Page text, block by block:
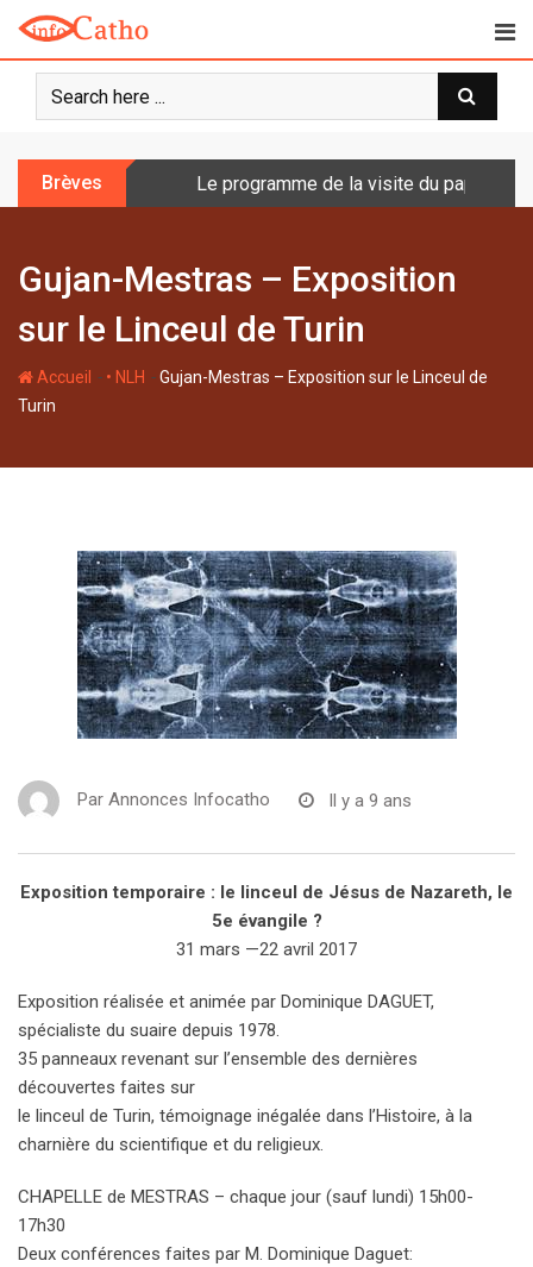
o
Brèves Le programme de la visite du pape en
Gujan-Mestras – Exposition
sur le Linceul de Turin
Accueil - • NLH -Gujan-Mestras – Exposition sur le Linceul de
Turin
Par Annonces Infocatho Il y a 9 ans
Exposition temporaire : le linceul de Jésus de Nazareth, le
5e évangile ?
31 mars —22 avril 2017
Exposition réalisée et animée par Dominique DAGUET,
spécialiste du suaire depuis 1978.
35 panneaux revenant sur l’ensemble des dernières
découvertes faites sur
le linceul de Turin, témoignage inégalée dans l’Histoire, à la
charnière du scientifique et du religieux.
CHAPELLE de MESTRAS – chaque jour (sauf lundi) 15h00-
17h30
Deux conférences faites par M. Dominique Daguet: